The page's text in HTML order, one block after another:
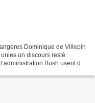
Dominique de Villepin
un discours resté
Bush usent de